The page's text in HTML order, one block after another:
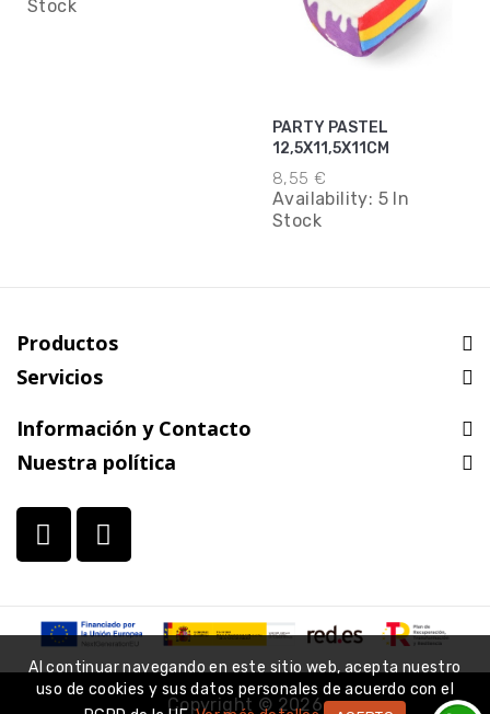
Al continuar navegando en este sitio web, acepta nuestro
uso de cookies y sus datos personales de acuerdo con el
Stock
PARTY PASTEL
12,5X11,5X11CM
8,55 €
Availability: 5 In
Stock
Productos
Servicios
Información y Contacto
Nuestra política
Copyright © 2026